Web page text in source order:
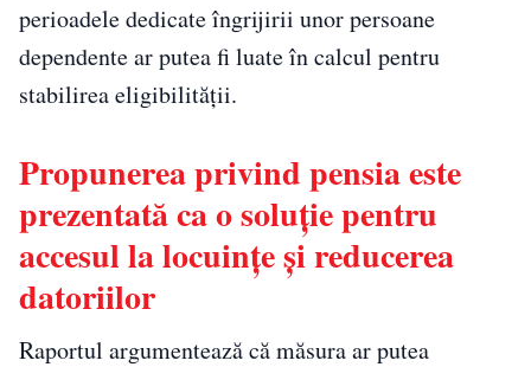
perioadele dedicate îngrijirii unor persoane
dependente ar putea fi luate în calcul pentru
stabilirea eligibilității.
Propunerea privind pensia este
prezentată ca o soluție pentru
accesul la locuințe și reducerea
datoriilor
Raportul argumentează că măsura ar putea